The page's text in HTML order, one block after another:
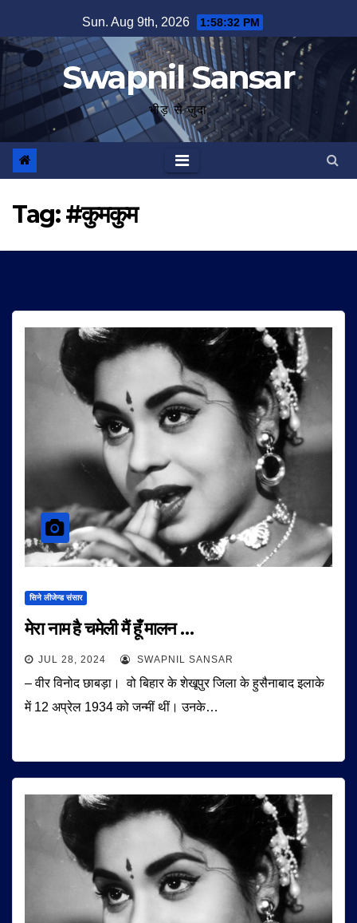
to
content
Sun. Aug 9th, 2026 1:58:32 PM
Swapnil Sansar
भीड़ से जुदा
Tag:#कुमकुम
सिने लीजेन्ड संसार
मेरा नाम है चमेली मैं हूँ मालन …
JUL 28, 2024 SWAPNIL SANSAR
– वीर विनोद छाबड़ा। वो बिहार के शेखूपुर जिला के हुसैनाबाद इलाके
में 12 अप्रेल 1934 को जन्मीं थीं। उनके…